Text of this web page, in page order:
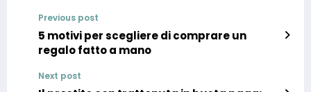
Previous post
5 motivi per scegliere di comprare un
regalo fatto a mano
Next post